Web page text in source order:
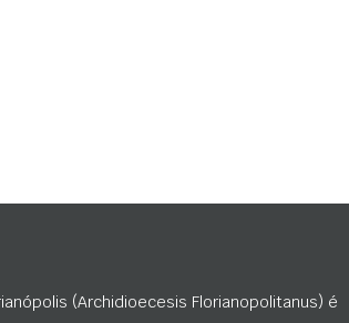
(Archidioecesis Florianopolitanus) é